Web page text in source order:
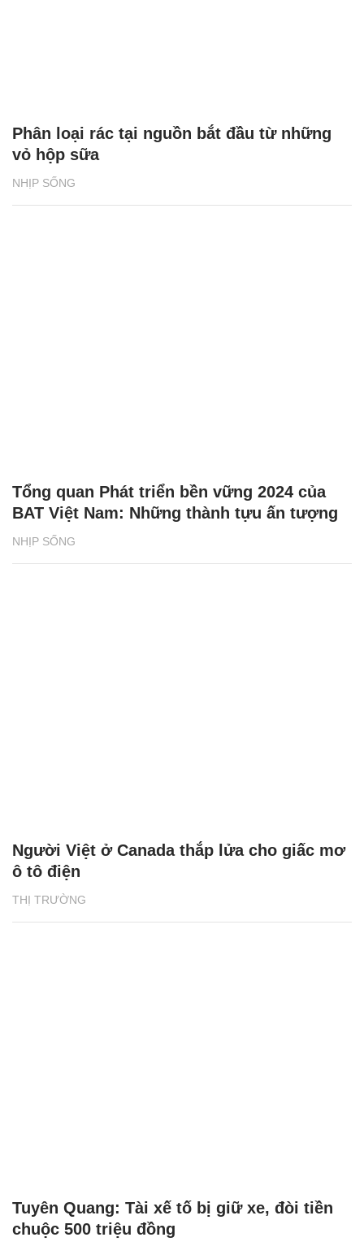
NHỊP SỐNG
Phân loại rác tại nguồn bắt đầu từ những
vỏ hộp sữa
NHỊP SỐNG
Tổng quan Phát triển bền vững 2024 của
BAT Việt Nam: Những thành tựu ấn tượng
THỊ TRƯỜNG
Người Việt ở Canada thắp lửa cho giấc mơ
ô tô điện
Tuyên Quang: Tài xế tố bị giữ xe, đòi tiền
chuộc 500 triệu đồng